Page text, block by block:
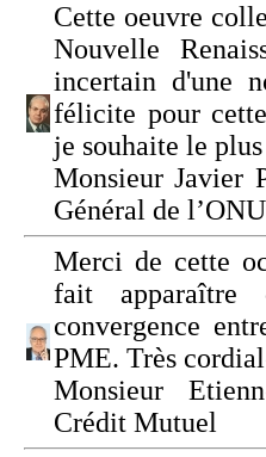
Cette oeuvre
Nouvelle
incertain d'une
félicite pour
je souhaite le
Monsieur Javier
Général de
Merci de cette
fait apparaître
convergence
PME. Très
Monsieur
Crédit Mutuel